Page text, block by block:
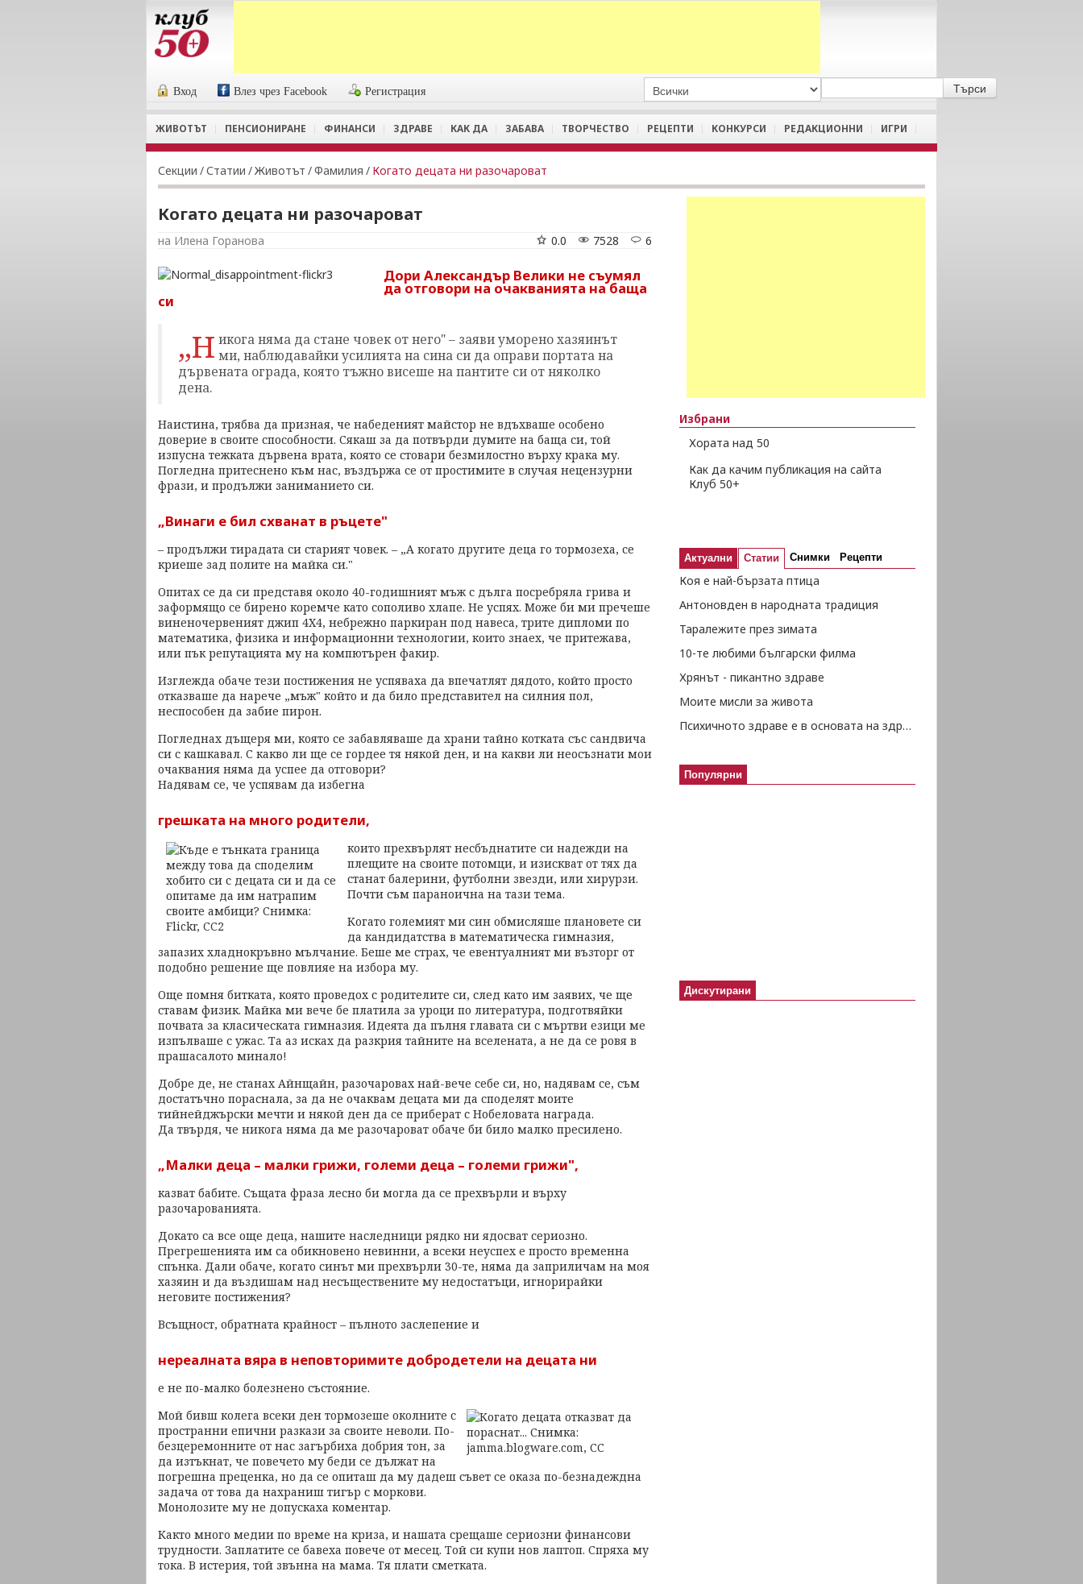
Вход Влез чрез Facebook Регистрация
ЖИВОТЪТ ПЕНСИОНИРАНЕ ФИНАНСИ ЗДРАВЕ КАК ДА ЗАБАВА ТВОРЧЕСТВО РЕЦЕПТИ КОНКУРСИ РЕДАКЦИОННИ ИГРИ
Секции /Статии /Животът /Фамилия / Когато децата ни разочароват
Когато децата ни разочароват
на Илена Горанова 6
7528
0.0
Дори Александър Велики не съумял
да отговори на очакванията на баща
си
„Н икога няма да стане човек от него" – заяви уморено хазяинът
ми, наблюдавайки усилията на сина си да оправи портата на
дървената ограда, която тъжно висеше на пантите си от няколко
дена.
Наистина, трябва да призная, че набеденият майстор не вдъхваше особено
доверие в своите способности. Сякаш за да потвърди думите на баща си, той
изпусна тежката дървена врата, която се стовари безмилостно върху крака му.
Погледна притеснено към нас, въздържа се от простимите в случая нецензурни
фрази, и продължи заниманието си.
„Винаги е бил схванат в ръцете"
– продължи тирадата си старият човек. – „А когато другите деца го тормозеха, се
криеше зад полите на майка си."
Опитах се да си представя около 40-годишният мъж с дълга посребряла грива и
заформящо се бирено коремче като сополиво хлапе. Не успях. Може би ми пречеше
виненочервеният джип 4Х4, небрежно паркиран под навеса, трите дипломи по
математика, физика и информационни технологии, които знаех, че притежава,
или пък репутацията му на компютърен факир.
Изглежда обаче тези постижения не успяваха да впечатлят дядото, който просто
отказваше да нарече „мъж" който и да било представител на силния пол,
неспособен да забие пирон.
Погледнах дъщеря ми, която се забавляваше да храни тайно котката със сандвича
си с кашкавал. С какво ли ще се гордее тя някой ден, и на какви ли неосъзнати мои
очаквания няма да успее да отговори?
Надявам се, че успявам да избегна
грешката на много родители,
които прехвърлят несбъднатите си надежди на
плещите на своите потомци, и изискват от тях да
станат балерини, футболни звезди, или хирурзи.
Почти съм параноична на тази тема.
Когато големият ми син обмисляше плановете си
да кандидатства в математическа гимназия,
запазих хладнокръвно мълчание. Беше ме страх, че евентуалният ми възторг от
подобно решение ще повлияе на избора му.
Още помня битката, която проведох с родителите си, след като им заявих, че ще
ставам физик. Майка ми вече бе платила за уроци по литература, подготвяйки
почвата за класическата гимназия. Идеята да пълня главата си с мъртви езици ме
изпълваше с ужас. Та аз исках да разкрия тайните на вселената, а не да се ровя в
прашасалото минало!
Добре де, не станах Айнщайн, разочаровах най-вече себе си, но, надявам се, съм
достатъчно пораснала, за да не очаквам децата ми да споделят моите
тийнейджърски мечти и някой ден да се приберат с Нобеловата награда.
Да твърдя, че никога няма да ме разочароват обаче би било малко пресилено.
„Малки деца – малки грижи, големи деца – големи грижи",
казват бабите. Същата фраза лесно би могла да се прехвърли и върху
разочарованията.
Докато са все още деца, нашите наследници рядко ни ядосват сериозно.
Прегрешенията им са обикновено невинни, а всеки неуспех е просто временна
спънка. Дали обаче, когато синът ми прехвърли 30-те, няма да заприличам на моя
хазяин и да въздишам над несъществените му недостатъци, игнорирайки
неговите постижения?
Всъщност, обратната крайност – пълното заслепение и
нереалната вяра в неповторимите добродетели на децата ни
е не по-малко болезнено състояние.
Мой бивш колега всеки ден тормозеше околните с
пространни епични разкази за своите неволи. По-
безцеремонните от нас загърбиха добрия тон, за
да изтъкнат, че повечето му беди се дължат на
погрешна преценка, но да се опиташ да му дадеш съвет се оказа по-безнадеждна
задача от това да нахраниш тигър с моркови.
Монолозите му не допускаха коментар.
Както много медии по време на криза, и нашата срещаше сериозни финансови
трудности. Заплатите се бавеха повече от месец. Той си купи нов лаптоп. Спряха му
тока. В истерия, той звънна на мама. Тя плати сметката.
Избрани
Хората над 50
Как да качим публикация на сайта
Клуб 50+
Актуални Статии Снимки Рецепти
Коя е най-бързата птица
Антоновден в народната традиция
Таралежите през зимата
10-те любими български филма
Хрянът - пикантно здраве
Моите мисли за живота
Психичното здраве е в основата на здравето изобщо
Популярни
Дискутирани